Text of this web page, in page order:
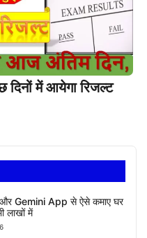
दिनों में आयेगा रिजल्ट
Gemini App से ऐसे कमाए घर
लाखों में